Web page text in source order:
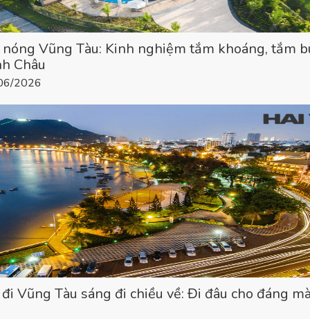
nóng Vũng Tàu: Kinh nghiệm tắm khoáng, tắm
Châu
2026
Vũng Tàu sáng đi chiều về: Đi đâu cho đáng